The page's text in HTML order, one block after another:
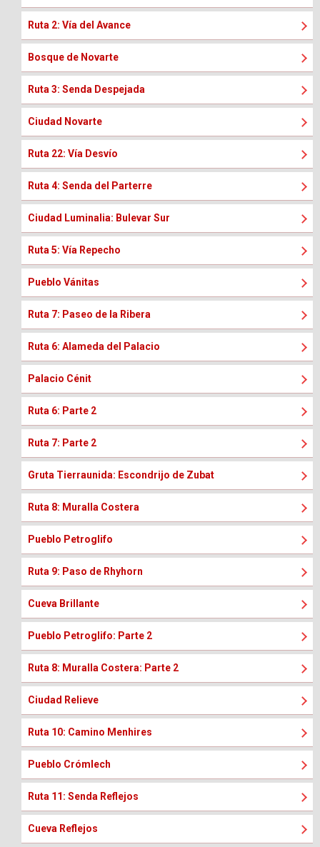
Ruta 2: Vía del Avance
Bosque de Novarte
Ruta 3: Senda Despejada
Ciudad Novarte
Ruta 22: Vía Desvío
Ruta 4: Senda del Parterre
Ciudad Luminalia: Bulevar Sur
Ruta 5: Vía Repecho
Pueblo Vánitas
Ruta 7: Paseo de la Ribera
Ruta 6: Alameda del Palacio
Palacio Cénit
Ruta 6: Parte 2
Ruta 7: Parte 2
Gruta Tierraunida: Escondrijo de Zubat
Ruta 8: Muralla Costera
Pueblo Petroglifo
Ruta 9: Paso de Rhyhorn
Cueva Brillante
Pueblo Petroglifo: Parte 2
Ruta 8: Muralla Costera: Parte 2
Ciudad Relieve
Ruta 10: Camino Menhires
Pueblo Crómlech
Ruta 11: Senda Reflejos
Cueva Reflejos